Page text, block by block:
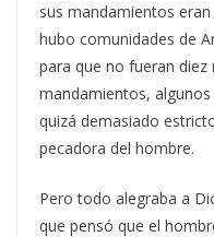
sus mandamientos
hubo comunidades de
para que no fueran
mandamientos,
quizá demasiado
pecadora del hombre.
Pero todo alegraba a
que pensó que el